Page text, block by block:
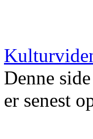
Denne
er senest